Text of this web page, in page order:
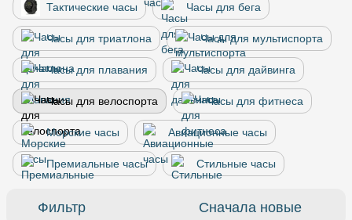
Тактические часы Часы для бега
Часы для триатлона Часы для мультиспорта
Часы для плавания Часы для дайвинга
Часы для велоспорта Часы для фитнеса
Морские часы Авиационные часы
Премиальные часы Стильные часы
Фильтр Сначала новые